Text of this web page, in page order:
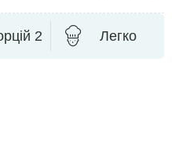
2 Легко